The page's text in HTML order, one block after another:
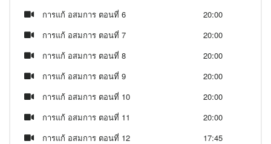
การแก้ อสมการ ตอนที่ 6
20:00
การแก้ อสมการ ตอนที่ 7
20:00
การแก้ อสมการ ตอนที่ 8
20:00
การแก้ อสมการ ตอนที่ 9
20:00
การแก้ อสมการ ตอนที่ 10
20:00
การแก้ อสมการ ตอนที่ 11
20:00
การแก้ อสมการ ตอนที่ 12
17:45